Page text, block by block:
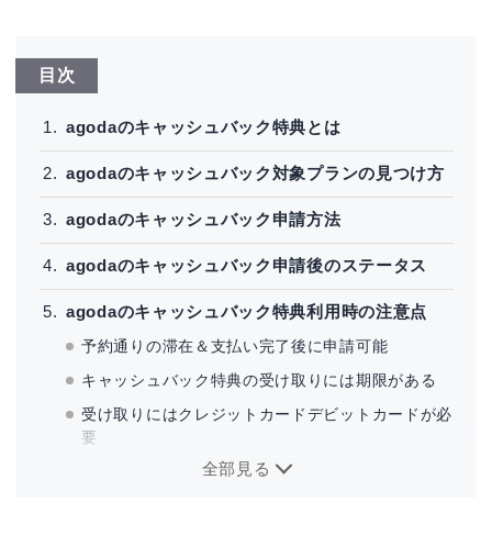
目次
agodaのキャッシュバック特典とは
agodaのキャッシュバック対象プランの見つけ方
agodaのキャッシュバック申請方法
agodaのキャッシュバック申請後のステータス
agodaのキャッシュバック特典利用時の注意点
予約通りの滞在＆支払い完了後に申請可能
キャッシュバック特典の受け取りには期限がある
受け取りにはクレジットカードデビットカードが必
要
キャッシュバック金額＆条件は会員ランクによって
全部見る